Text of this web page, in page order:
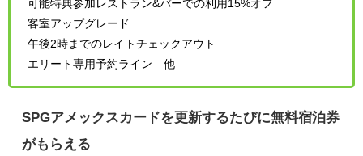
可能特典参加レストラン&バーでの利用15%オフ
客室アップグレード
午後2時までのレイトチェックアウト
エリート専用予約ライン 他
SPGアメックスカードを更新するたびに無料宿泊券
がもらえる